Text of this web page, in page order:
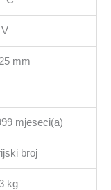
mm
mjeseci(a)
broj
kg